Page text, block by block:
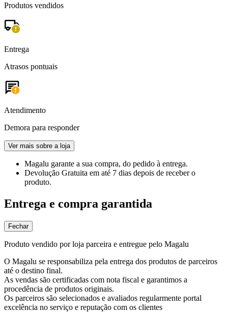
Produtos vendidos
Entrega
Atrasos pontuais
Atendimento
Demora para responder
Ver mais sobre a loja
Magalu garante a sua compra, do pedido à entrega.
Devolução Gratuita em até 7 dias depois de receber o
produto.
Entrega e compra garantida
Fechar
Produto vendido por loja parceira e entregue pelo Magalu
O Magalu se responsabiliza pela entrega dos produtos de parceiros
até o destino final.
As vendas são certificadas com nota fiscal e garantimos a
procedência de produtos originais.
Os parceiros são selecionados e avaliados regularmente portal
excelência no serviço e reputação com os clientes